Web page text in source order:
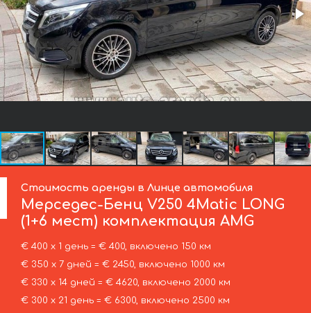
Стоимость аренды в Линце автомобиля
Мерседес-Бенц V250 4Matic LONG
(1+6 мест) комплектация AMG
€ 400 х 1 день = € 400, включено 150 км
€ 350 х 7 дней = € 2450, включено 1000 км
€ 330 х 14 дней = € 4620, включено 2000 км
€ 300 х 21 день = € 6300, включено 2500 км